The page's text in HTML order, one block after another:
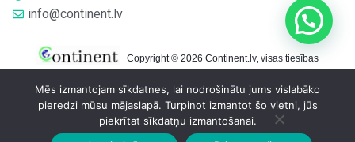
info@continent.lv
Copyright © 2026 Continent.lv, visas tiesības
Mēs izmantojam sīkdatnes, lai nodrošinātu jums vislabāko
pieredzi mūsu mājaslapā. Turpinot izmantot šo vietni, jūs
piekrītat sīkdatņu izmantošanai.